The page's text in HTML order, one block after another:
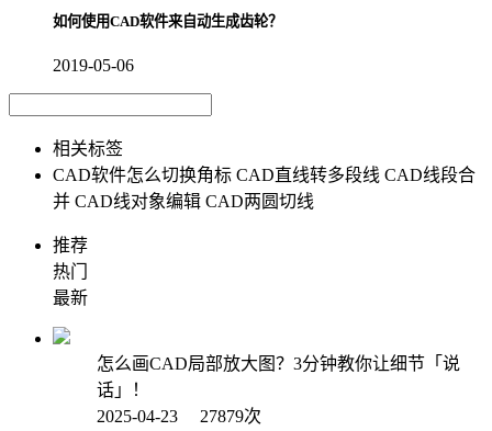
如何使用CAD软件来自动生成齿轮？
2019-05-06
相关标签
CAD软件怎么切换角标 CAD直线转多段线 CAD线段合
并 CAD线对象编辑 CAD两圆切线
推荐
热门
最新
怎么画CAD局部放大图？3分钟教你让细节「说
话」！
2025-04-23 27879次